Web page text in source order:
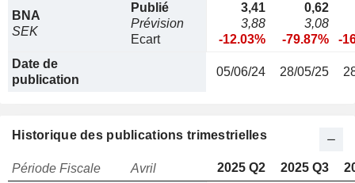
BNA
SEK
Publié
Prévision
Ecart
3,41
3,88
-12.03%
0,62
3,08
-79.87%
-
Date de
publication
05/06/24 28/05/25
Historique des publications trimestrielles
Période Fiscale Avril 2025 Q2 2025 Q3